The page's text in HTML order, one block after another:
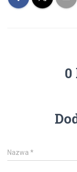
0
Nazwa *